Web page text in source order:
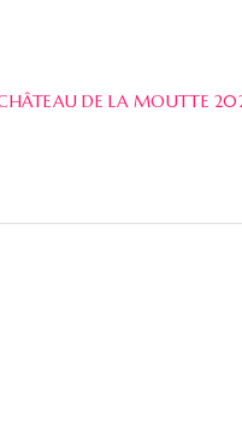
DE LA MOUTTE